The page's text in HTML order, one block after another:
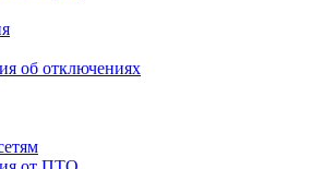
об отключениях